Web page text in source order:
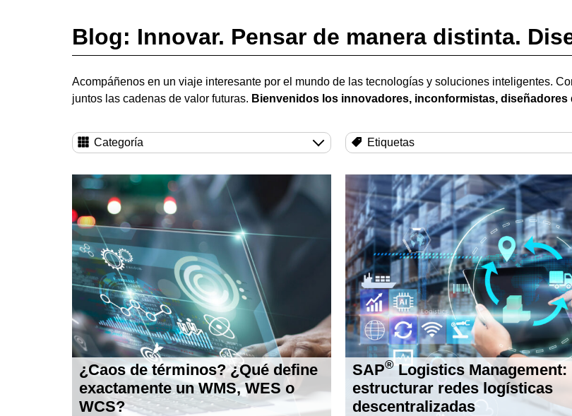
Blog: Innovar. Pensar de manera distinta.
Acompáñenos en un viaje interesante por el mundo de las tecnologías y soluciones inteligentes.
juntos las cadenas de valor futuras. Bienvenidos los innovadores, inconformistas, diseñadores
¿Caos de términos? ¿Qué define
exactamente un WMS, WES o
WCS?
SAP®Logistics Management:
estructurar redes logísticas
descentralizadas